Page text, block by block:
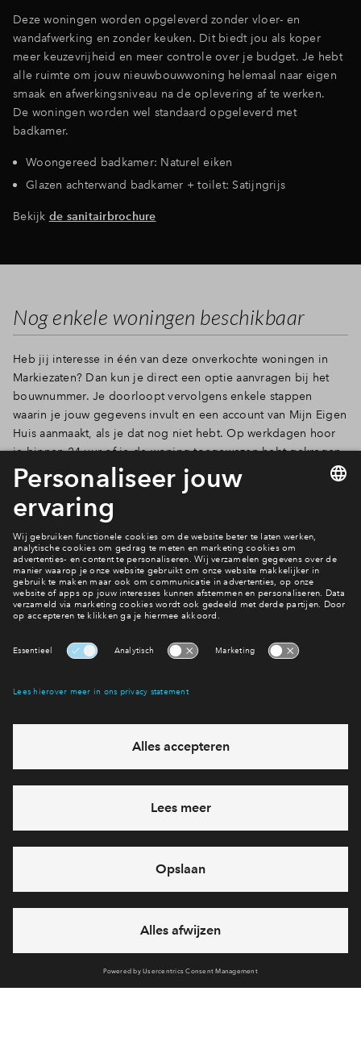
Deze woningen worden opgeleverd zonder vloer- en
wandafwerking en zonder keuken. Dit biedt jou als koper
meer keuzevrijheid en meer controle over je budget. Je hebt
alle ruimte om jouw nieuwbouwwoning helemaal naar eigen
smaak en afwerkingsniveau na de oplevering af te werken.
De woningen worden wel standaard opgeleverd met
badkamer.
Woongereed badkamer: Naturel eiken
Glazen achterwand badkamer + toilet: Satijngrijs
Bekijk de sanitairbrochure
Nog enkele woningen beschikbaar
Heb jij interesse in één van deze onverkochte woningen in
Markiezaten? Dan kun je direct een optie aanvragen bij het
bouwnummer. Je doorloopt vervolgens enkele stappen
waarin je jouw gegevens invult en een account van Mijn Eigen
Huis aanmaakt, als je dat nog niet hebt. Op werkdagen hoor
je binnen 24 uur of je de woning toegewezen hebt gekregen.
Optie aanvragen
Ook hier wonen?
Bekijk het woningaanbod
Interesse? Meld je dan snel aan
Hiermee blijf je op de hoogte van het belangrijkste nieuws en
Ja, ik wil mij aanmelden
Heb je een vraag en wil je direct antwoord? Bel ons op
71 22 894
feestdagen)
vandaag gesloten, maandag zijn we vanaf
09:00 uur weer
bereikbaar